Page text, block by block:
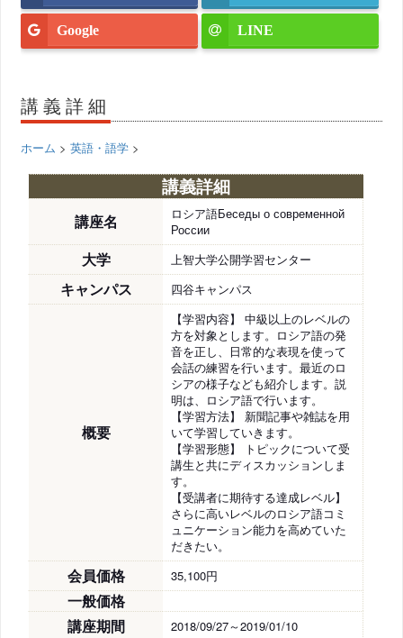
Google LINE
講義詳細
ホーム >英語・語学 >
講義詳細
講座名
ロシア語Беседы о современной
России
大学 上智大学公開学習センター
キャンパス 四谷キャンパス
概要
【学習内容】 中級以上のレベルの
方を対象とします。ロシア語の発
音を正し、日常的な表現を使って
会話の練習を行います。最近のロ
シアの様子なども紹介します。説
明は、ロシア語で行います。
【学習方法】 新聞記事や雑誌を用
いて学習していきます。
【学習形態】 トピックについて受
講生と共にディスカッションしま
す。
【受講者に期待する達成レベル】
さらに高いレベルのロシア語コミ
ュニケーション能力を高めていた
だきたい。
会員価格 35,100円
一般価格
講座期間
2018/09/27～2019/01/10